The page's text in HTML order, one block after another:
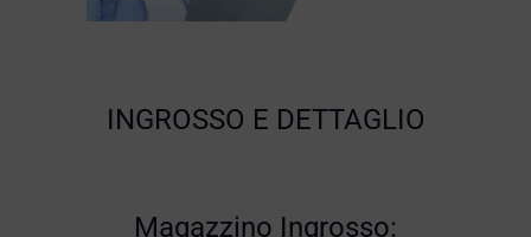
INGROSSO E DETTAGLIO
Magazzino Ingrosso: